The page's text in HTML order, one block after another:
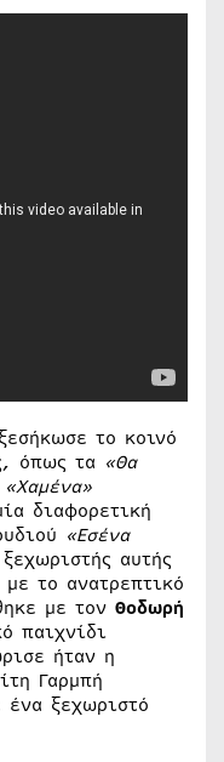
το κοινό
όπως τα «Θα
«Χαμένα»
διαφορετική
«Εσένα
αυτής
το ανατρεπτικό
με τον Θοδωρή
παιχνίδι
ήταν η
Γαρμπή
ένα ξεχωριστό